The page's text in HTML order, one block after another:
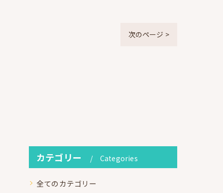
次のページ >
カテゴリー Categories
全てのカテゴリー